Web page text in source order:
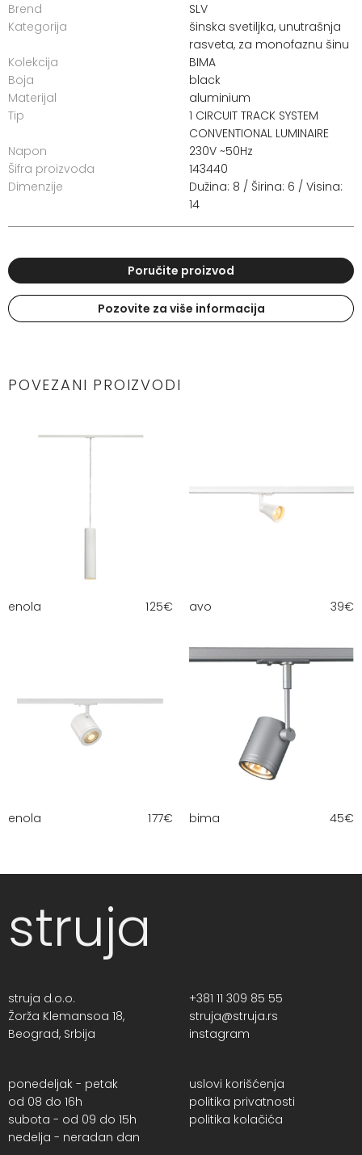
Brend
SLV
Kategorija
šinska svetiljka, unutrašnja
rasveta, za monofaznu šinu
Kolekcija
BIMA
Boja
black
Materijal
aluminium
Tip
1 CIRCUIT TRACK SYSTEM
CONVENTIONAL LUMINAIRE
Napon
230V ~50Hz
Šifra proizvoda
143440
Dimenzije
Dužina: 8 / Širina: 6 / Visina:
14
Poručite proizvod
Pozovite za više informacija
POVEZANI PROIZVODI
enola 125€ avo 39€
enola 177€ bima 45€
struja
struja d.o.o.
Žorža Klemansoa 18,
Beograd, Srbija
+381 11 309 85 55
struja@struja.rs
instagram
ponedeljak - petak
od 08 do 16h
subota - od 09 do 15h
nedelja - neradan dan
uslovi korišćenja
politika privatnosti
politika kolačića